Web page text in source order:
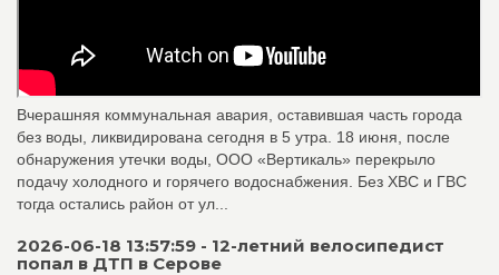
Вчерашняя коммунальная авария, оставившая часть города
без воды, ликвидирована сегодня в 5 утра. 18 июня, после
обнаружения утечки воды, ООО «Вертикаль» перекрыло
подачу холодного и горячего водоснабжения. Без ХВС и ГВС
тогда остались район от ул...
2026-06-18 13:57:59 - 12-летний велосипедист
попал в ДТП в Серове